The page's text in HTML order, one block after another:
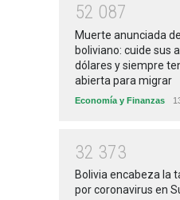
52 087
Muerte anunciada
boliviano: cuide sus
dólares y siempre
abierta para migrar
Economía y Finanzas
32 373
Bolivia encabeza la
por coronavirus en